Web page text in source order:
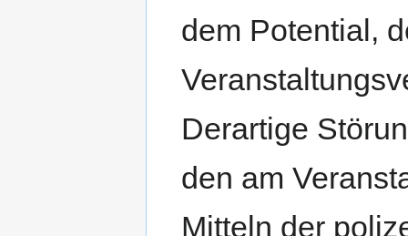
dem Potential,
Derartige
den am
Mitteln der